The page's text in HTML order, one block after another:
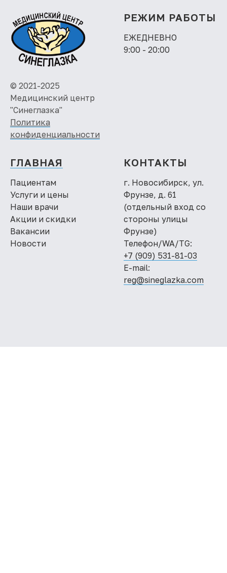
© 2021-2025
Медицинский центр
"Синеглазка"
Политика
конфиденциальности
РЕЖИМ РАБОТЫ
ЕЖЕДНЕВНО
9:00 - 20:00
ГЛАВНАЯ
Пациентам
Услуги и цены
Наши врачи
Акции и скидки
Вакансии
Новости
КОНТАКТЫ
г. Новосибирск, ул.
Фрунзе, д. 61
(отдельный вход со
стороны улицы
Фрунзе)
Телефон/WA/TG:
+7 (909) 531-81-03
E-mail:
reg@sineglazka.com